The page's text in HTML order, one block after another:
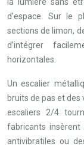
d’espace. Sur le
sections de limon,
d’intégrer
horizontales.
Un escalier
bruits de pas et
escaliers 2/4
fabricants insèrent
antivibratiles ou